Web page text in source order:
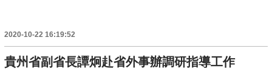
2020-10-22 16:19:52
貴州省副省長譚炯赴省外事辦調研指導工作